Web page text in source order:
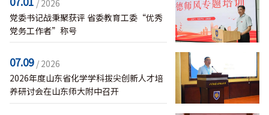
/ 2026
党委书记战秉聚获评 省委教育工委“优秀
党务工作者”称号
07.09 / 2026
2026年度山东省化学学科拔尖创新人才培
养研讨会在山东师大附中召开